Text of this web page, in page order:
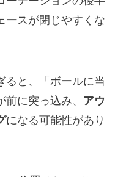
ースが閉じやすくな
ると、「ボールに当
に突っ込み、 アウ
になる可能性があり